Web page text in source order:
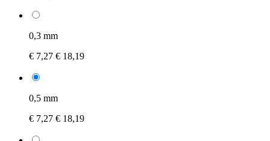
0,3 mm
€ 7,27 € 18,19
0,5 mm
€ 7,27 € 18,19